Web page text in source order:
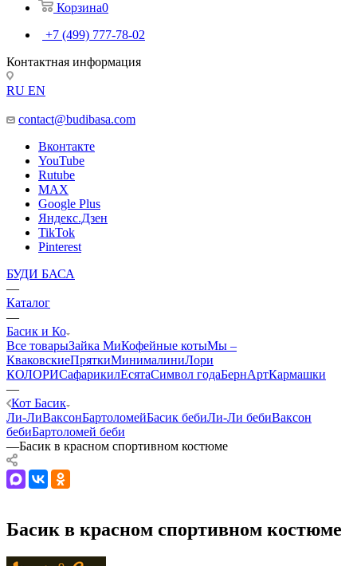
Корзина0
+7 (499) 777-78-02
Контактная информация
RU EN
contact@budibasa.com
Вконтакте
YouTube
Rutube
MAX
Google Plus
Яндекс.Дзен
TikTok
Pinterest
БУДИ БАСА
—
Каталог
—
Басик и Ко
Все товарыЗайка МиКофейные котыМы –
КваковскиеПряткиМинималиниЛори
КОЛОРИСафарикилЕсятаСимвол годаБернАртКармашки
—
Кот Басик
Ли-ЛиВаксонБартоломейБасик бебиЛи-Ли бебиВаксон
бебиБартоломей беби
—Басик в красном спортивном костюме
Басик в красном спортивном костюме